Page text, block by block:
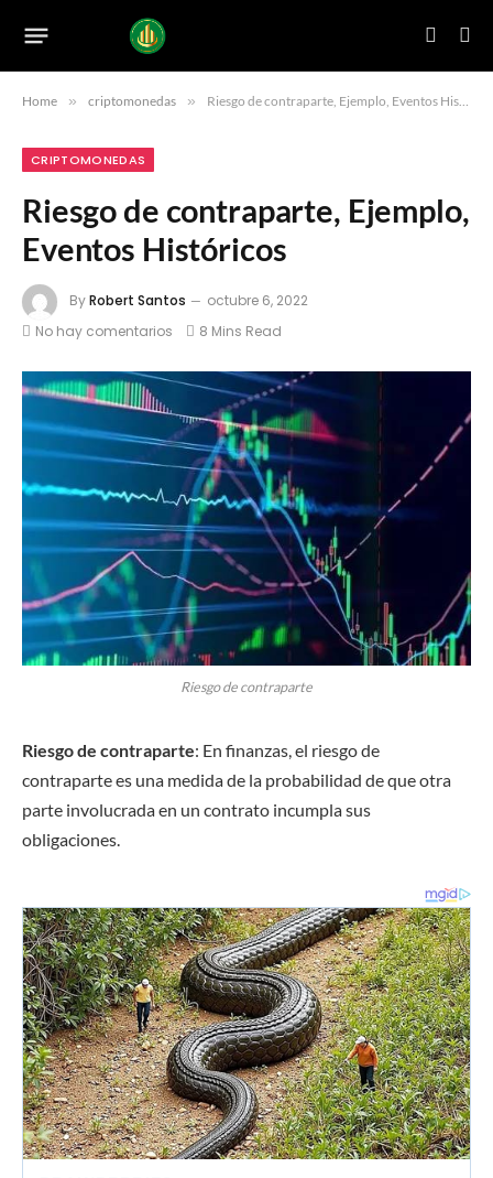
Home » criptomonedas » Riesgo de contraparte, Ejemplo, Eventos Históricos
CRIPTOMONEDAS
Riesgo de contraparte, Ejemplo,
Eventos Históricos
ByRobert Santos
octubre 6, 2022
No hay comentarios
8 Mins Read
Riesgo de contraparte
Riesgo de contraparte: En finanzas, el riesgo de
contraparte es una medida de la probabilidad de que otra
parte involucrada en un contrato incumpla sus
obligaciones.